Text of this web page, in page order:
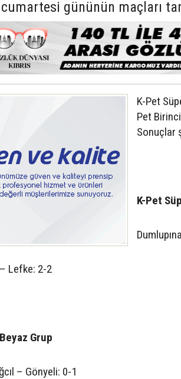
gününün maçları
K-Pet
Pet
Sonuçlar
K-Pet
Lefke: 2-2
Grup
– Gönyeli: 0-1